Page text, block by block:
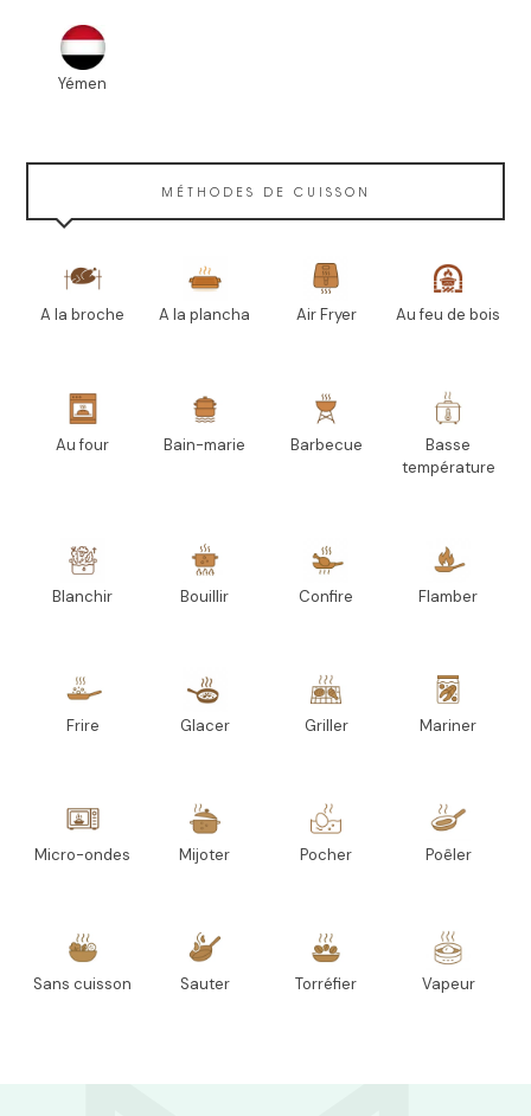
Yémen
MÉTHODES DE CUISSON
A la broche A la plancha Air Fryer Au feu de bois
Au four Bain-marie Barbecue
Basse
température
Blanchir Bouillir Confire Flamber
Frire Glacer Griller Mariner
Micro-ondes Mijoter Pocher Poêler
Sans cuisson Sauter Torréfier Vapeur